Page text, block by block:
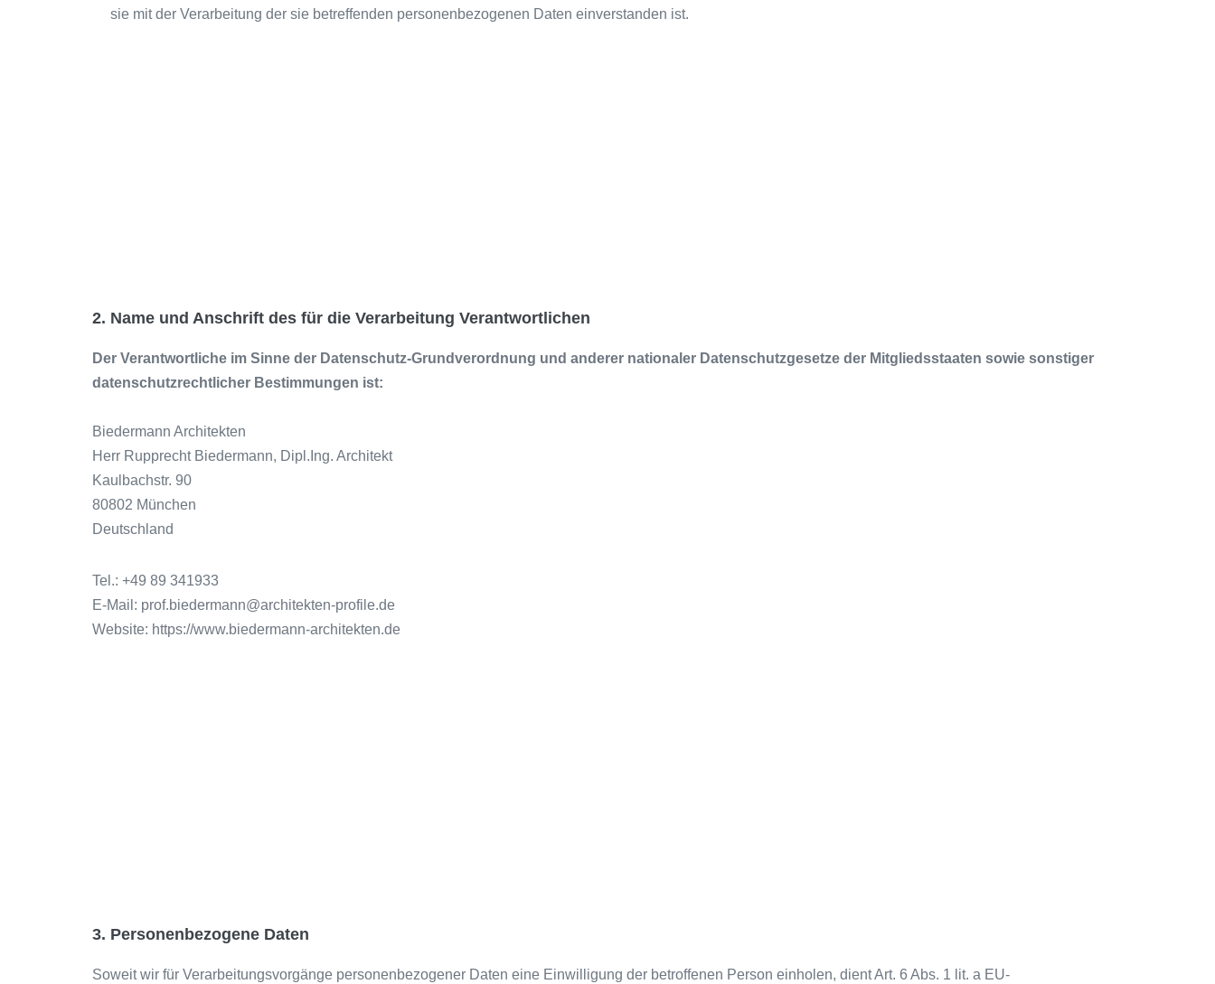
sie mit der Verarbeitung der sie betreffenden personenbezogenen Daten einverstanden ist.
2. Name und Anschrift des für die Verarbeitung Verantwortlichen
Der Verantwortliche im Sinne der Datenschutz-Grundverordnung und anderer nationaler Datenschutzgesetze der Mitgliedsstaaten sowie sonstiger
datenschutzrechtlicher Bestimmungen ist:
Biedermann Architekten
Herr Rupprecht Biedermann, Dipl.Ing. Architekt
Kaulbachstr. 90
80802 München
Deutschland
Tel.: +49 89 341933
E-Mail: prof.biedermann@architekten-profile.de
Website: https://www.biedermann-architekten.de
3. Personenbezogene Daten
Soweit wir für Verarbeitungsvorgänge personenbezogener Daten eine Einwilligung der betroffenen Person einholen, dient Art. 6 Abs. 1 lit. a EU-